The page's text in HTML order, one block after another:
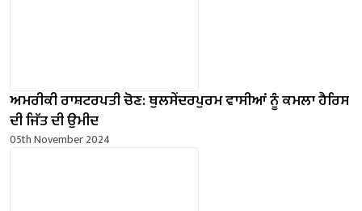
ਅਮਰੀਕੀ ਰਾਸ਼ਟਰਪਤੀ ਚੋਣ: ਥੁਲਸੇਂਦਰਪੁਰਮ ਵਾਸੀਆਂ ਨੂੰ ਕਮਲਾ ਹੈਰਿਸ
ਦੀ ਜਿੱਤ ਦੀ ਉਮੀਦ
05th November 2024